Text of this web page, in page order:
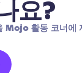
요?
Mojo 활동 코너에